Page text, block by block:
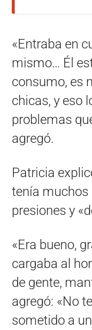
«Entraba en
mismo… Él
consumo, es
chicas, y eso
problemas
agregó.
Patricia
tenía muchos
presiones y
«Era bueno,
cargaba al
de gente,
agregó: «No
sometido a